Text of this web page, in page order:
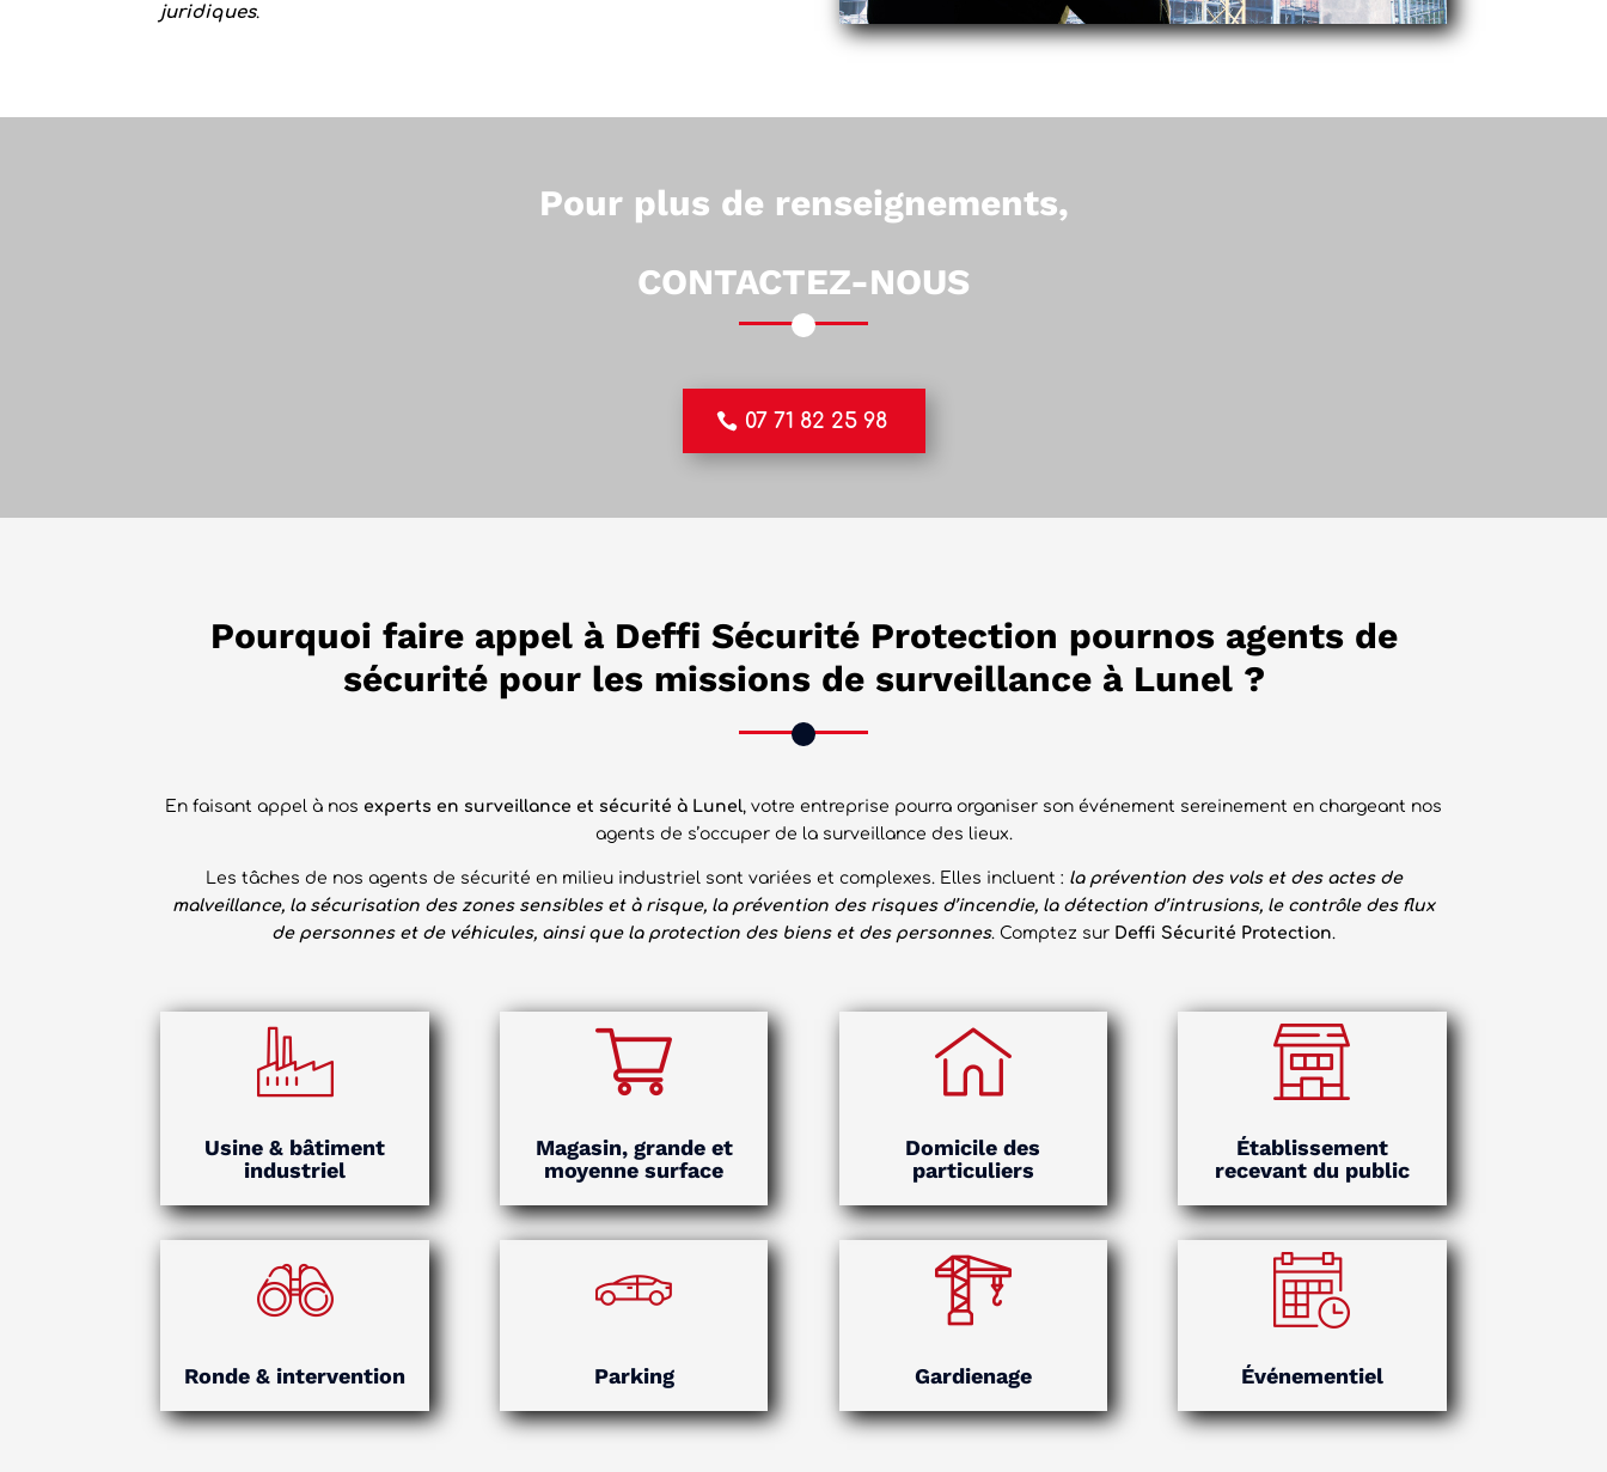
juridiques.
Pour plus de renseignements,
CONTACTEZ-NOUS
07 71 82 25 98
Pourquoi faire appel à Deffi Sécurité Protection pournos agents de
sécurité pour les missions de surveillance à Lunel ?
En faisant appel à nos experts en surveillance et sécurité à Lunel, votre entreprise pourra organiser son événement sereinement en chargeant nos
agents de s’occuper de la surveillance des lieux.
Les tâches de nos agents de sécurité en milieu industriel sont variées et complexes. Elles incluent : la prévention des vols et des actes de
malveillance, la sécurisation des zones sensibles et à risque, la prévention des risques d’incendie, la détection d’intrusions, le contrôle des flux
de personnes et de véhicules, ainsi que la protection des biens et des personnes. Comptez sur Deffi Sécurité Protection.
Usine & bâtiment
industriel
Magasin, grande et
moyenne surface
Domicile des
particuliers
Établissement
recevant du public
Ronde & intervention Parking Gardienage Événementiel